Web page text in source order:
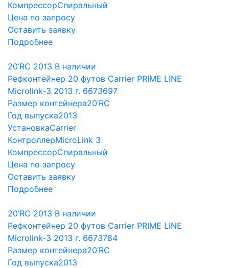
КомпрессорСпиральный
Цена по запросу
Оставить заявку
Подробнее
20’RC 2013 В наличии
Рефконтейнер 20 футов Carrier PRIME LINE
Microlink-3 2013 г. 6673697
Размер контейнера20’RC
Год выпуска2013
УстановкаCarrier
КонтроллерMicroLink 3
КомпрессорСпиральный
Цена по запросу
Оставить заявку
Подробнее
20’RC 2013 В наличии
Рефконтейнер 20 футов Carrier PRIME LINE
Microlink-3 2013 г. 6673784
Размер контейнера20’RC
Год выпуска2013